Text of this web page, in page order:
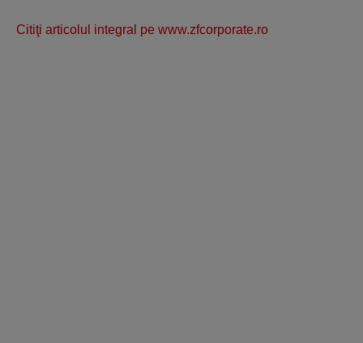
Citiţi articolul integral pe www.zfcorporate.ro